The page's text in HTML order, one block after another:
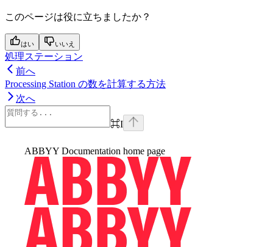
このページは役に立ちましたか？
はい いいえ
処理ステーション
前へ
Processing Station の数を計算する方法
次へ
⌘I
ABBYY Documentation home page